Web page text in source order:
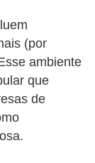
(por
ambiente
que
de